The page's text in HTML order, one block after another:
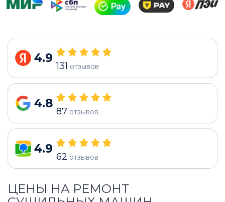
4.9
131 отзывов
4.8
87 отзывов
4.9
62 отзывов
ЦЕНЫ НА РЕМОНТ